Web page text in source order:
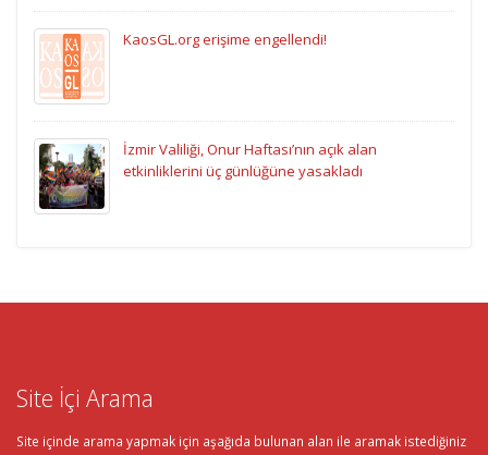
KaosGL.org erişime engellendi!
İzmir Valiliği, Onur Haftası’nın açık alan
etkinliklerini üç günlüğüne yasakladı
Site İçi Arama
Site içinde arama yapmak için aşağıda bulunan alan ile aramak istediğiniz